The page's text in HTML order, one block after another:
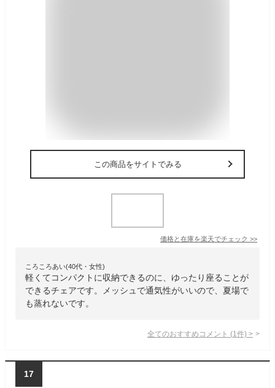
この商品をサイトでみる
価格と在庫を楽天でチェック >>
ころころあい(40代・女性)
軽くてコンパクトに収納できるのに、ゆったり座ることが
できるチェアです。メッシュで通気性がいいので、夏場で
も蒸れないです。
全てのおすすめコメント (1 件) >
17